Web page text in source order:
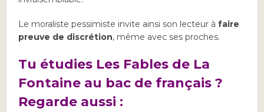
Le moraliste pessimiste invite ainsi son lecteur àfaire
preuve de discrétion, même avec ses proches.
Tu étudies Les Fables de La
Fontaine au bac de français ?
Regarde aussi :